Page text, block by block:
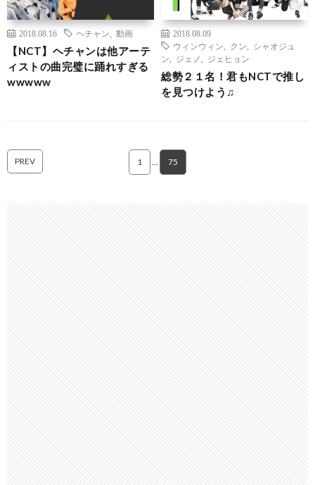
2018.08.16 ヘチャン 動画
【NCT】ヘチャンは他アーテ
ィストの曲完璧に踊れすぎる
wwwww
2018.08.09
ウィンウィン
クン
シャオジュ
ン
ジェノ ジェヒョン
総勢２１名！君もNCTで推し
を見つけよう♫
PREV 1 … 75